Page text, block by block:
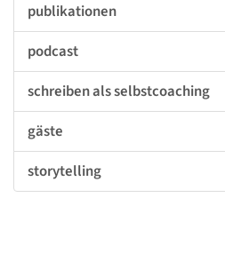
publikationen
podcast
schreiben als selbstcoaching
gäste
storytelling